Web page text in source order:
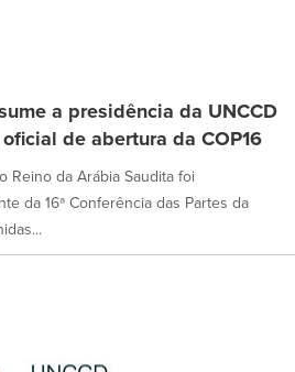
a presidência da UNCCD
de abertura da COP16
Reino da Arábia Saudita foi
da 16ª Conferência das Partes da